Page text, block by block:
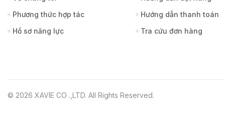
Phương thức hợp tác
Hồ sơ năng lực
Hướng dẫn thanh toán
Tra cứu đơn hàng
© 2026 XAVIE CO .,LTD. All Rights Reserved.